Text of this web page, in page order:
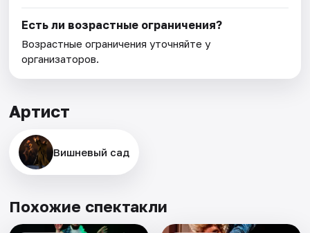
Есть ли возрастные ограничения?
Возрастные ограничения уточняйте у
организаторов.
Артист
Вишневый сад
Похожие спектакли